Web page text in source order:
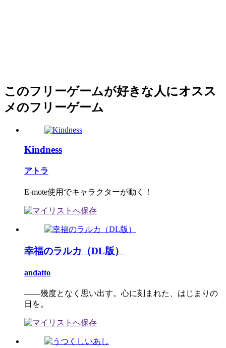
このフリーゲームが好きな人にオスス
メのフリーゲーム
Kindness
アトラ
E-mote使用でキャラクターが動く！
幸福のラルカ（DL版）
andatto
――幾度となく思い出す。心に刻まれた、はじまりの
日を。